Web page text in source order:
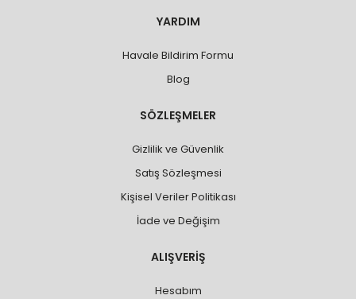
YARDIM
Havale Bildirim Formu
Blog
SÖZLEŞMELER
Gizlilik ve Güvenlik
Satış Sözleşmesi
Kişisel Veriler Politikası
İade ve Değişim
ALIŞVERİŞ
Hesabım